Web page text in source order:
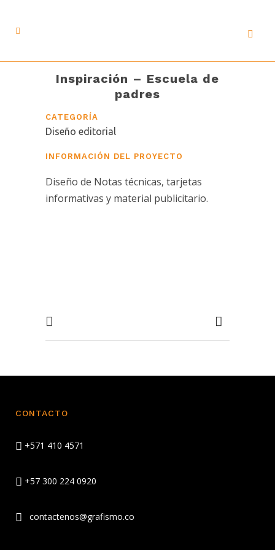
Inspiración – Escuela de
padres
CATEGORÍA
Diseño editorial
INFORMACIÓN DEL PROYECTO
Diseño de Notas técnicas, tarjetas
informativas y material publicitario.
CONTACTO
+571 410 4571
+57 300 224 0920
contactenos@grafismo.co